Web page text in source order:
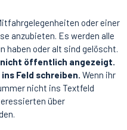
oder einer
anzubieten. Es werden alle
haben oder alt sind gelöscht.
öffentlich angezeigt.
Feld schreiben. Wenn ihr
nicht ins Textfeld
über